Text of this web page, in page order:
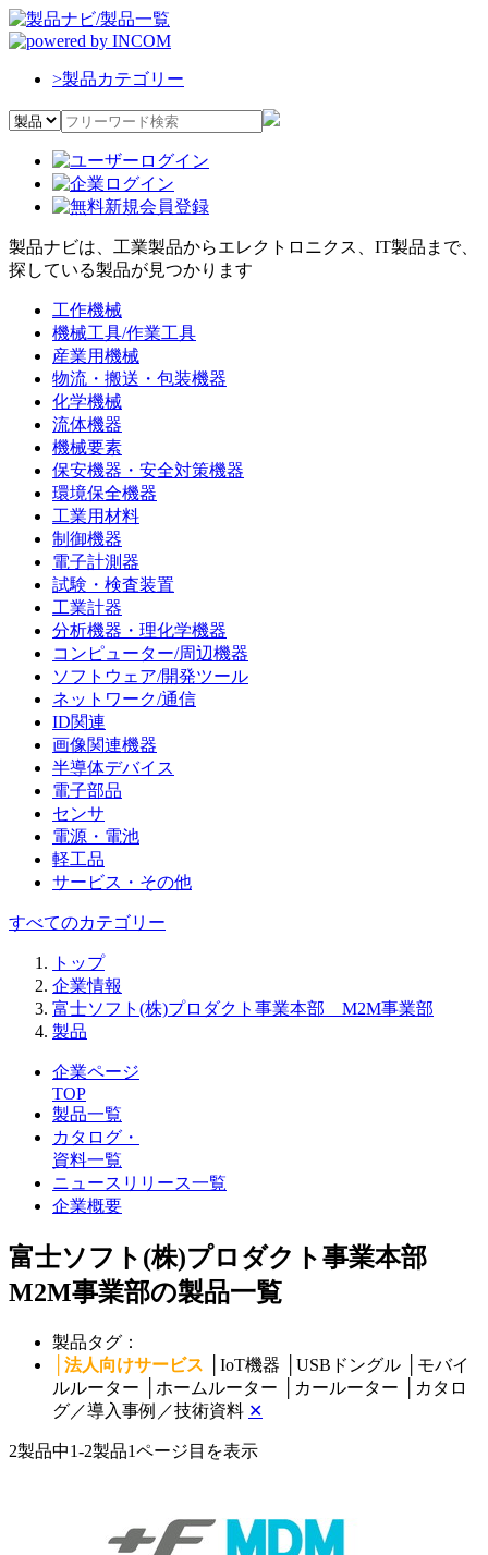
>製品カテゴリー
製品ナビは、工業製品からエレクトロニクス、IT製品まで、
探している製品が見つかります
工作機械
機械工具/作業工具
産業用機械
物流・搬送・包装機器
化学機械
流体機器
機械要素
保安機器・安全対策機器
環境保全機器
工業用材料
制御機器
電子計測器
試験・検査装置
工業計器
分析機器・理化学機器
コンピューター/周辺機器
ソフトウェア/開発ツール
ネットワーク/通信
ID関連
画像関連機器
半導体デバイス
電子部品
センサ
電源・電池
軽工品
サービス・その他
すべてのカテゴリー
トップ
企業情報
富士ソフト(株)プロダクト事業本部 M2M事業部
製品
企業ページ
TOP
製品一覧
カタログ・
資料一覧
ニュースリリース一覧
企業概要
富士ソフト(株)プロダクト事業本部
M2M事業部の製品一覧
製品タグ：
法人向けサービス IoT機器 USBドングル
モバイ
ルルーター
ホームルーター カールーター
カタロ
グ／導入事例／技術資料 ✕
2製品中1-2製品1ページ目を表示